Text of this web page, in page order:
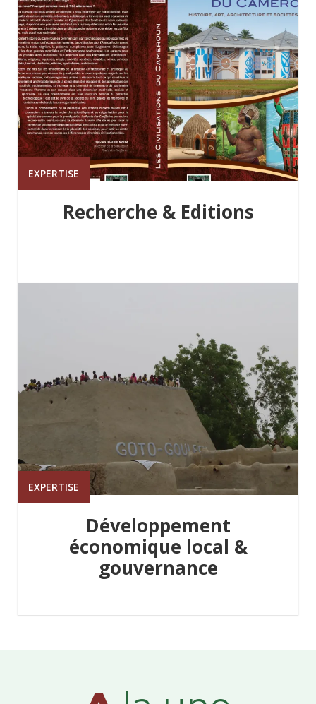
EXPERTISE
Recherche & Editions
EXPERTISE
Développement
économique local &
gouvernance